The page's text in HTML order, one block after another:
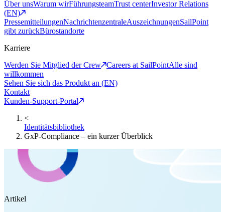
Über unsWarum wirFührungsteamTrust centerInvestor Relations
(EN)
PressemitteilungenNachrichtenzentraleAuszeichnungenSailPoint
gibt zurückBürostandorte
Karriere
Werden Sie Mitglied der Crew
Careers at SailPointAlle sind
willkommen
Sehen Sie sich das Produkt an (EN)
Kontakt
Kunden-Support-Portal
<
Identitätsbibliothek
GxP-Compliance – ein kurzer Überblick
Artikel